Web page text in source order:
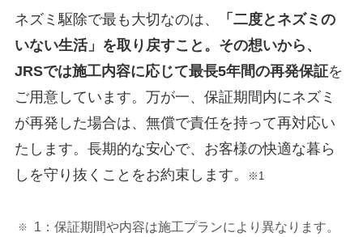
ネズミ駆除で最も大切なのは、
「二度とネズミの
いない生活」を取り戻すこと。その想いから、
JRSでは施工内容に応じて最長5年間の再発保証を
ご用意しています。万が一、保証期間内にネズミ
が再発した場合は、無償で責任を持って再対応い
たします。長期的な安心で、お客様の快適な暮ら
しを守り抜くことをお約束します。
※1
1：保証期間や内容は施工プランにより異なります。